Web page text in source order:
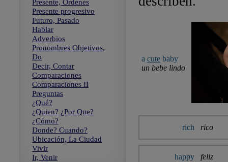
Presente, Ordenes
Presente progresivo
Futuro, Pasado
Hablar
Adverbios
Pronombres Objetivos,
Do
Decir, Contar
Comparaciones
Comparaciones II
Preguntas
¿Qué?
¿Quien? ¿Por Que?
¿Cómo?
Donde? Cuando?
Ubicación, La Ciudad
Vivir
Ir, Venir
a cute baby
un bebe lindo
rich rico
happy feliz